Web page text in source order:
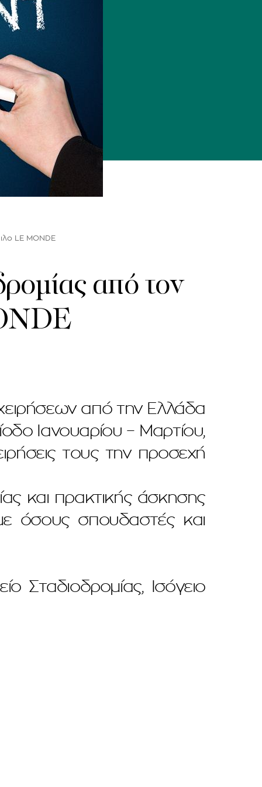
LE MONDE
από τον
από την Ελλάδα
Ιανουαρίου – Μαρτίου,
τους την προσεχή
και πρακτικής άσκησης
με όσους σπουδαστές και
Σταδιοδρομίας, Ισόγειο